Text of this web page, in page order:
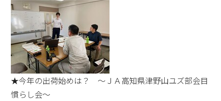
★今年の出荷始めは？ ～ＪＡ高知県津野山ユズ部会目
慣らし会～